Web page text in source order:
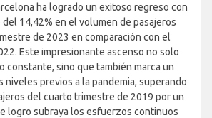
ha logrado un exitoso regreso con
14,42% en el volumen de pasajeros
de 2023 en comparación con el
Este impresionante ascenso no solo
constante, sino que también marca un
previos a la pandemia, superando
del cuarto trimestre de 2019 por un
logro subraya los esfuerzos continuos